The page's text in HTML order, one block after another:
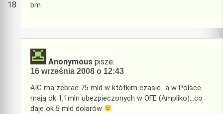
bm
Anonymous pisze:
16 września 2008 o 12:43
AIG ma zebrac 75 mld w któtkim czasie…a w Polsce
mają ok 1,1mln ubezpieczonych w OFE (Ampliko)…co
daje ok 5 mld dolarów